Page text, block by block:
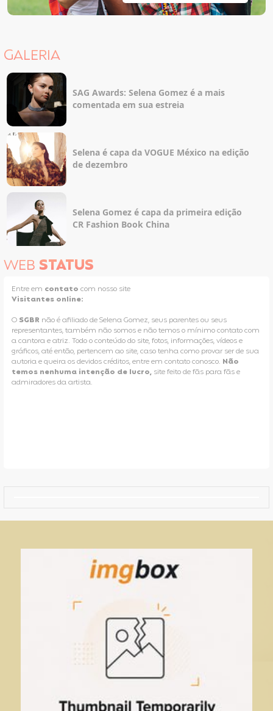
GALERIA
SAG Awards: Selena Gomez é a mais
comentada em sua estreia
Selena é capa da VOGUE México na edição
de dezembro
Selena Gomez é capa da primeira edição
CR Fashion Book China
WEB STATUS
Entre em contato com nosso site
Visitantes online:
O SGBR não é afiliado de Selena Gomez, seus parentes ou seus
representantes, também não somos e não temos o mínimo contato com
a cantora e atriz. Todo o conteúdo do site, fotos, informações, vídeos e
gráficos, até então, pertencem ao site, caso tenha como provar ser de sua
autoria e queira os devidos créditos, entre em contato conosco. Não
temos nenhuma intenção de lucro, site feito de fãs para fãs e
admiradores da artista.